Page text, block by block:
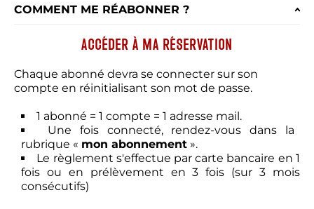
COMMENT ME RÉABONNER ?
ACCÉDER À MA RÉSERVATION
Chaque abonné devra se connecter sur son
compte en réinitialisant son mot de passe.
1 abonné = 1 compte = 1 adresse mail.
Une fois connecté, rendez-vous dans la
rubrique « mon abonnement ».
Le règlement s'effectue par carte bancaire en 1
fois ou en prélèvement en 3 fois (sur 3 mois
consécutifs)